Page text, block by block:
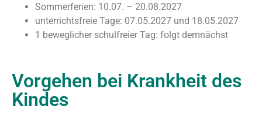
Sommerferien: 10.07. – 20.08.2027
unterrichtsfreie Tage: 07.05.2027 und 18.05.2027
1 beweglicher schulfreier Tag: folgt demnächst
Vorgehen bei Krankheit des
Kindes